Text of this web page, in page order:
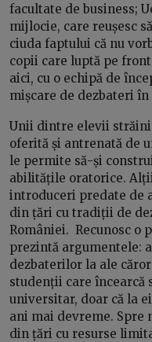
facultate de business;
mijlocie, care reușesc
ciuda faptului că nu
copii care luptă pe
aici, cu o echipă de
mișcare de dezbateri în
Unii dintre elevii
oferită și antrenată de
le permite să-și
abilitățile oratorice.
introduceri predate de
din țări cu tradiții de
României. Recunosc o
prezintă argumentele:
dezbaterilor la ale
studenții care încearcă
universitar, doar că la
ani mai devreme. Spre
din țări cu resurse